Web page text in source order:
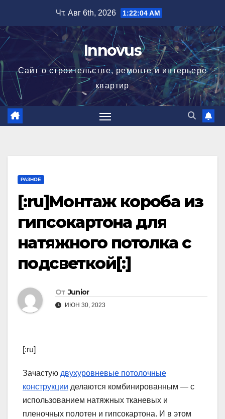
содержимому
Чт. Авг 6th, 2026 1:22:04 AM
Innovus
Сайт о строительстве, ремонте и интерьере
квартир
РАЗНОЕ
[:ru]Монтаж короба из
гипсокартона для
натяжного потолка с
подсветкой[:]
От Junior
ИЮН 30, 2023
[:ru]
Зачастую двухуровневые потолочные
конструкции делаются комбинированным — с
использованием натяжных тканевых и
пленочных полотен и гипсокартона. И в этом